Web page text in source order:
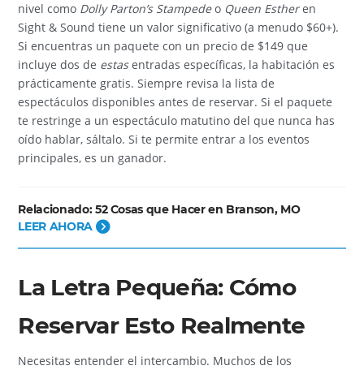
nivel como Dolly Parton’s Stampedeo Queen Estheren
Sight & Sound tiene un valor significativo (a menudo $60+).
Si encuentras un paquete con un precio de $149 que
incluye dos de estasentradas específicas, la habitación es
prácticamente gratis. Siempre revisa la lista de
espectáculos disponibles antes de reservar. Si el paquete
te restringe a un espectáculo matutino del que nunca has
oído hablar, sáltalo. Si te permite entrar a los eventos
principales, es un ganador.
Relacionado:52 Cosas que Hacer en Branson, MO
LEER AHORA
La Letra Pequeña: Cómo
Reservar Esto Realmente
Necesitas entender el intercambio. Muchos de los